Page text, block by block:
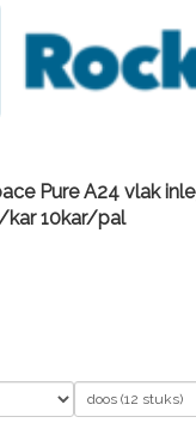
Pure A24 vlak
10kar/pal